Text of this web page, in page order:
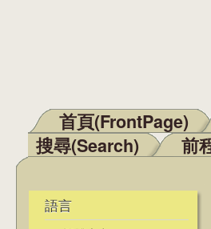
主選單
首頁(FrontPage)
搜尋(Search)
前
語言